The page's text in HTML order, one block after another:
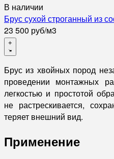
В наличии
Брус сухой строганный из
23 500 руб/м3
+
Брус из хвойных пород
проведении монтажных
легкостью и простотой
не растрескивается,
теряет внешний вид.
Применение